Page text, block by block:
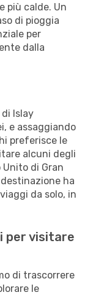
più calde. Un
di pioggia
per
dalla
Islay
e assaggiando
preferisce le
alcuni degli
di Gran
ha
da solo, in
per visitare
di trascorrere
le